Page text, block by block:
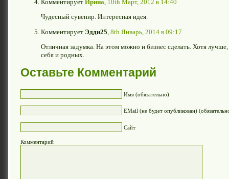
Комментирует Ирина 10th Март, 2012 в 14:40
Чудесный сувенир. Интересная идея.
Комментирует Эдди25 8th Январь, 2014 в 09:17
Отличная задумка. На этом можно и бизнес сделать. Хотя
себя и родных.
Оставьте Комментарий
Имя (обязательно)
EMail (не будет опубликован)
Сайт
Комментарий